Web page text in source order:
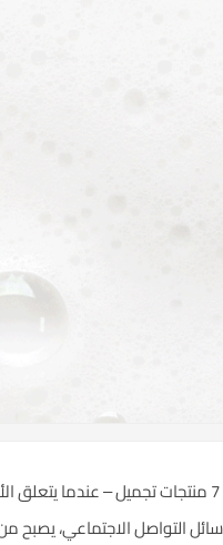
أفضل 7 منتجات تجميل – عندما
التواصل الاجتماعي، يصبح